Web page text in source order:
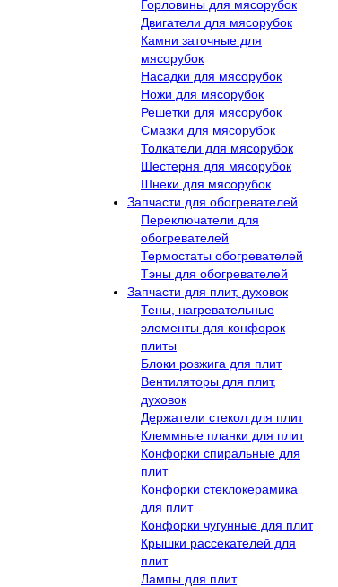
Горловины для мясорубок
Двигатели для мясорубок
Камни заточные для
мясорубок
Насадки для мясорубок
Ножи для мясорубок
Решетки для мясорубок
Смазки для мясорубок
Толкатели для мясорубок
Шестерня для мясорубок
Шнеки для мясорубок
Запчасти для обогревателей
Переключатели для
обогревателей
Термостаты обогревателей
Тэны для обогревателей
Запчасти для плит, духовок
Тены, нагревательные
элементы для конфорок
плиты
Блоки розжига для плит
Вентиляторы для плит,
духовок
Держатели стекол для плит
Клеммные планки для плит
Конфорки спиральные для
плит
Конфорки стеклокерамика
для плит
Конфорки чугунные для плит
Крышки рассекателей для
плит
Лампы для плит